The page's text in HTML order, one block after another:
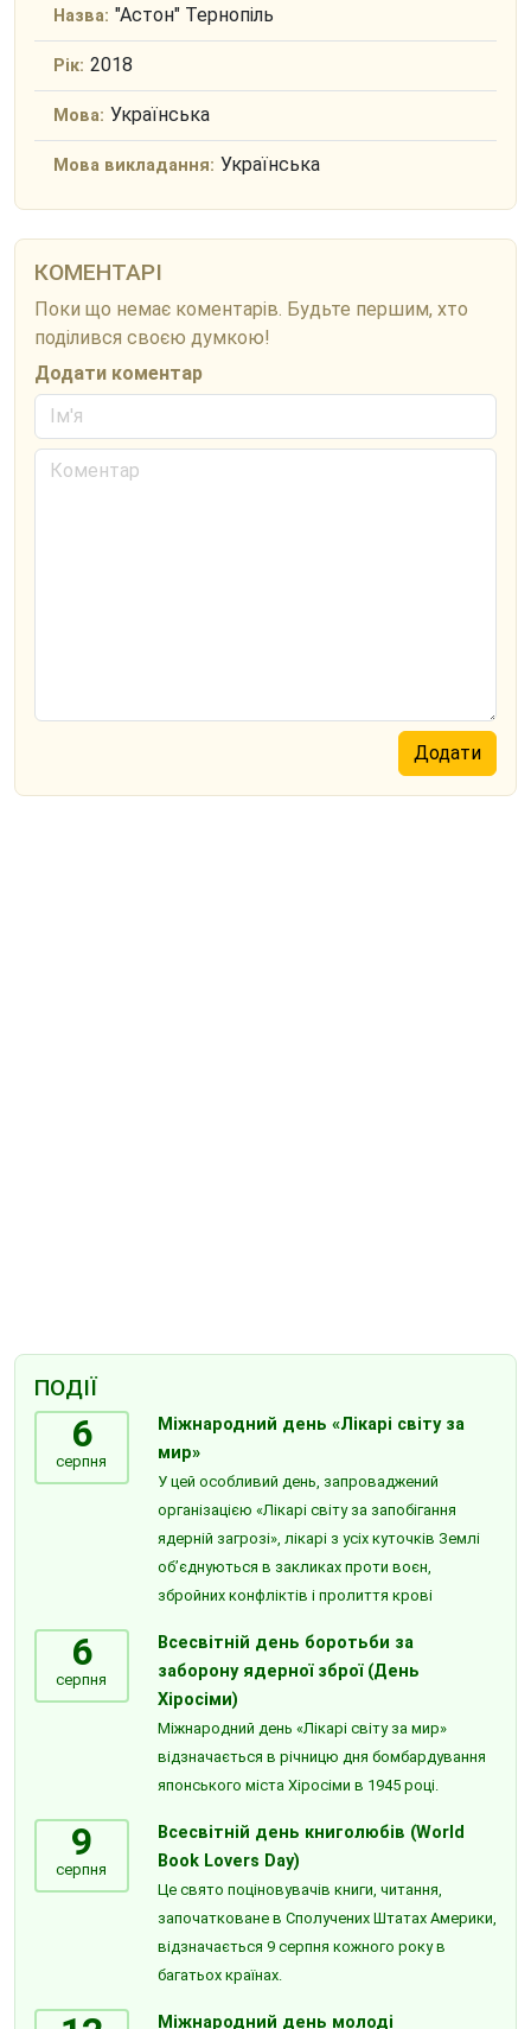
Назва: "Астон" Тернопіль
Рік: 2018
Мова: Українська
Мова викладання: Українська
КОМЕНТАРІ
Поки що немає коментарів. Будьте першим, хто
поділився своєю думкою!
Додати коментар
ПОДІЇ
6
серпня
Міжнародний день «Лікарі світу за
мир»
У цей особливий день, запроваджений
організацією «Лікарі світу за запобігання
ядерній загрозі», лікарі з усіх куточків Землі
об’єднуються в закликах проти воєн,
збройних конфліктів і пролиття крові
6
серпня
Всесвітній день боротьби за
заборону ядерної зброї (День
Хіросіми)
Міжнародний день «Лікарі світу за мир»
відзначається в річницю дня бомбардування
японського міста Хіросіми в 1945 році.
9
серпня
Всесвітній день книголюбів (World
Book Lovers Day)
Це свято поціновувачів книги, читання,
започатковане в Сполучених Штатах Америки,
відзначається 9 серпня кожного року в
багатьох країнах.
Міжнародний день молоді